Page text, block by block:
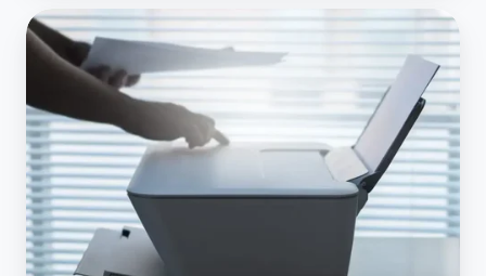
Druckerfreigabe:
Dein
Cloud-
Druck
macht
das
Leben
leichter